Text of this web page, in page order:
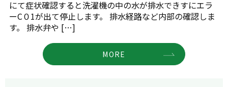
にて症状確認すると洗濯機の中の水が排水できすにエラ
ーC０1が出て停止します。 排水経路など内部の確認しま
す。 排水弁や […]
MORE